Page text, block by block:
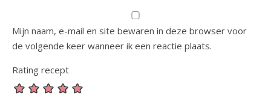
Mijn naam, e-mail en site bewaren in deze browser voor
de volgende keer wanneer ik een reactie plaats.
Rating recept